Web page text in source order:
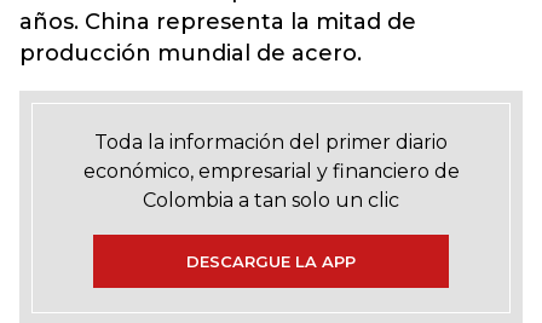
años. China representa la mitad de
producción mundial de acero.
Toda la información del primer diario
económico, empresarial y financiero de
Colombia a tan solo un clic
DESCARGUE LA APP